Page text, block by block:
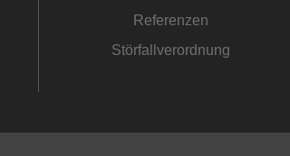
Referenzen
Störfallverordnung